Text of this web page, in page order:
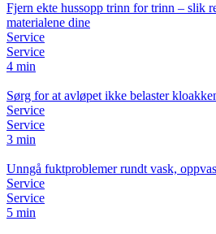
Fjern ekte hussopp trinn for trinn – slik
materialene dine
Service
Service
4 min
Sørg for at avløpet ikke belaster
Service
Service
3 min
Unngå fuktproblemer rundt vask,
Service
Service
5 min